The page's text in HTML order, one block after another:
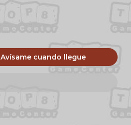
Avísame cuando llegue